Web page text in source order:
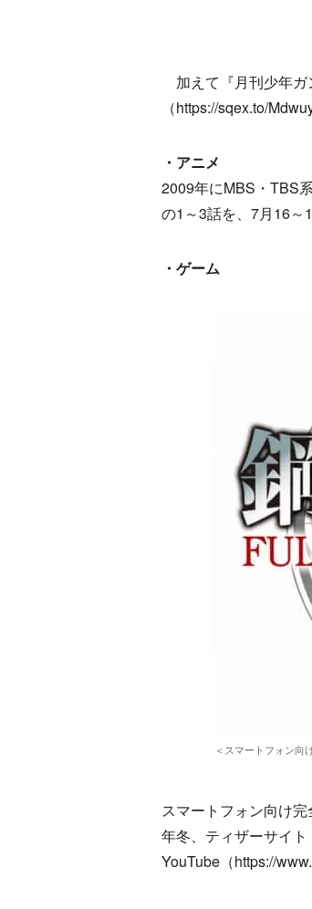
加えて『月刊少年ガ
（https://sqex.to/
・アニメ
2009年にMBS・TBS
の1～3話を、7月16～
・ゲーム
＜スマートフォン向
スマートフォン向け
年冬、ティザーサイ
YouTube（https://